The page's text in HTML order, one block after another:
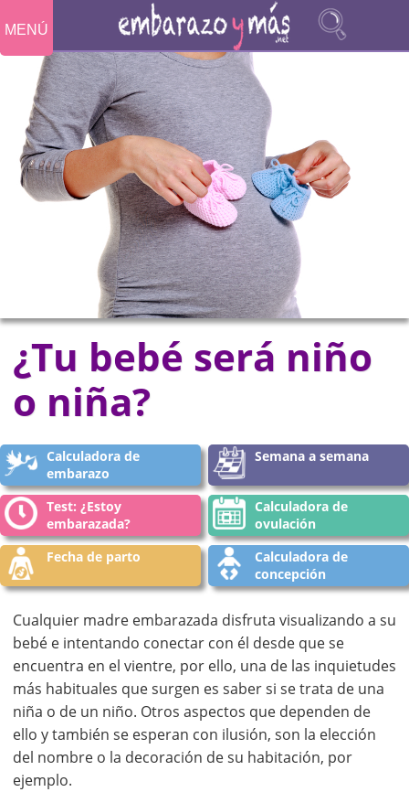
MENÚ
¿Tu bebé será niño
o niña?
Calculadora de
embarazo
Semana a semana
Test: ¿Estoy
embarazada?
Calculadora de
ovulación
Fecha de parto
Calculadora de
concepción
Cualquier madre embarazada disfruta visualizando a su
bebé e intentando conectar con él desde que se
encuentra en el vientre, por ello, una de las inquietudes
más habituales que surgen es saber si se trata de una
niña o de un niño. Otros aspectos que dependen de
ello y también se esperan con ilusión, son la elección
del nombre o la decoración de su habitación, por
ejemplo.